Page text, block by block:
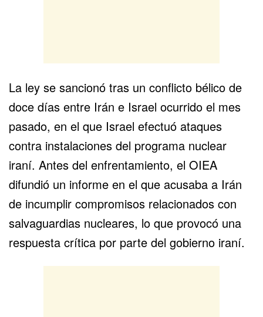
La ley se sancionó tras un conflicto bélico de
doce días entre Irán e Israel ocurrido el mes
pasado, en el que Israel efectuó ataques
contra instalaciones del programa nuclear
iraní. Antes del enfrentamiento, el OIEA
difundió un informe en el que acusaba a Irán
de incumplir compromisos relacionados con
salvaguardias nucleares, lo que provocó una
respuesta crítica por parte del gobierno iraní.